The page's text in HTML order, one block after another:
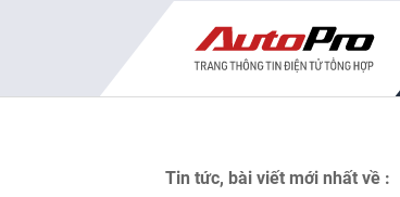
Tin tức, bài viết mới nhất về :